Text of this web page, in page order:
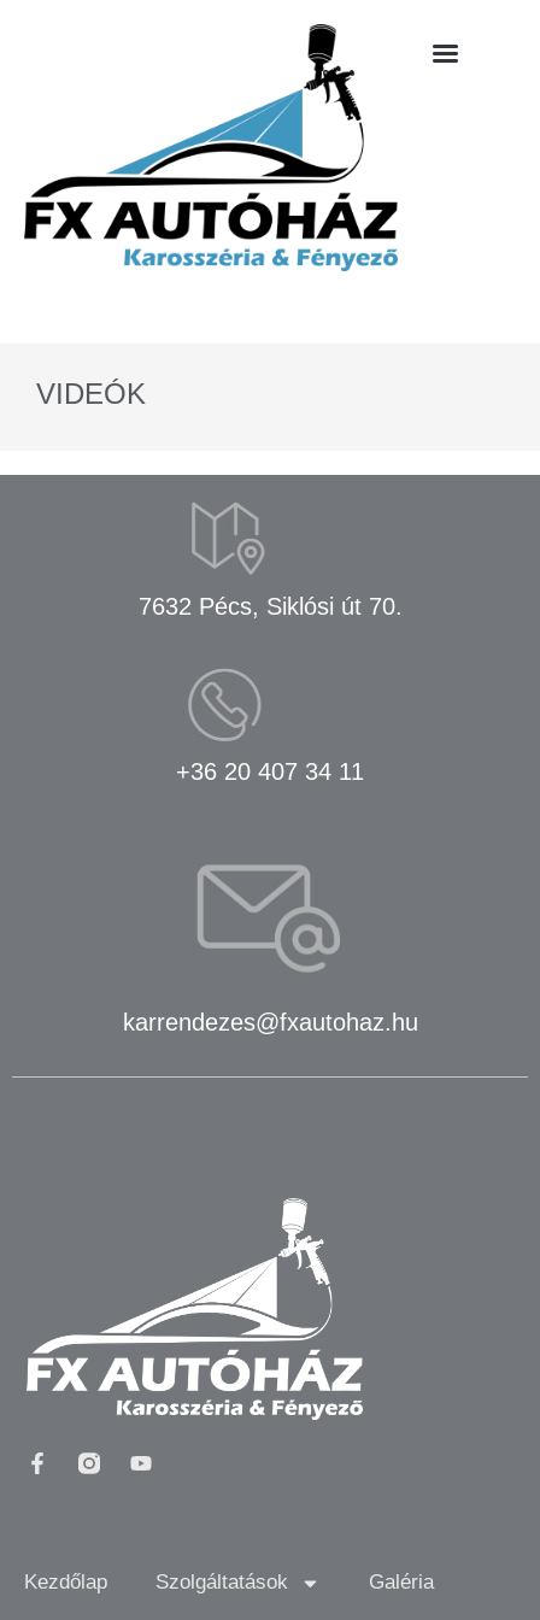
VIDEÓK
7632 Pécs, Siklósi út 70.
+36 20 407 34 11
karrendezes@fxautohaz.hu
Kezdőlap Szolgáltatások Galéria